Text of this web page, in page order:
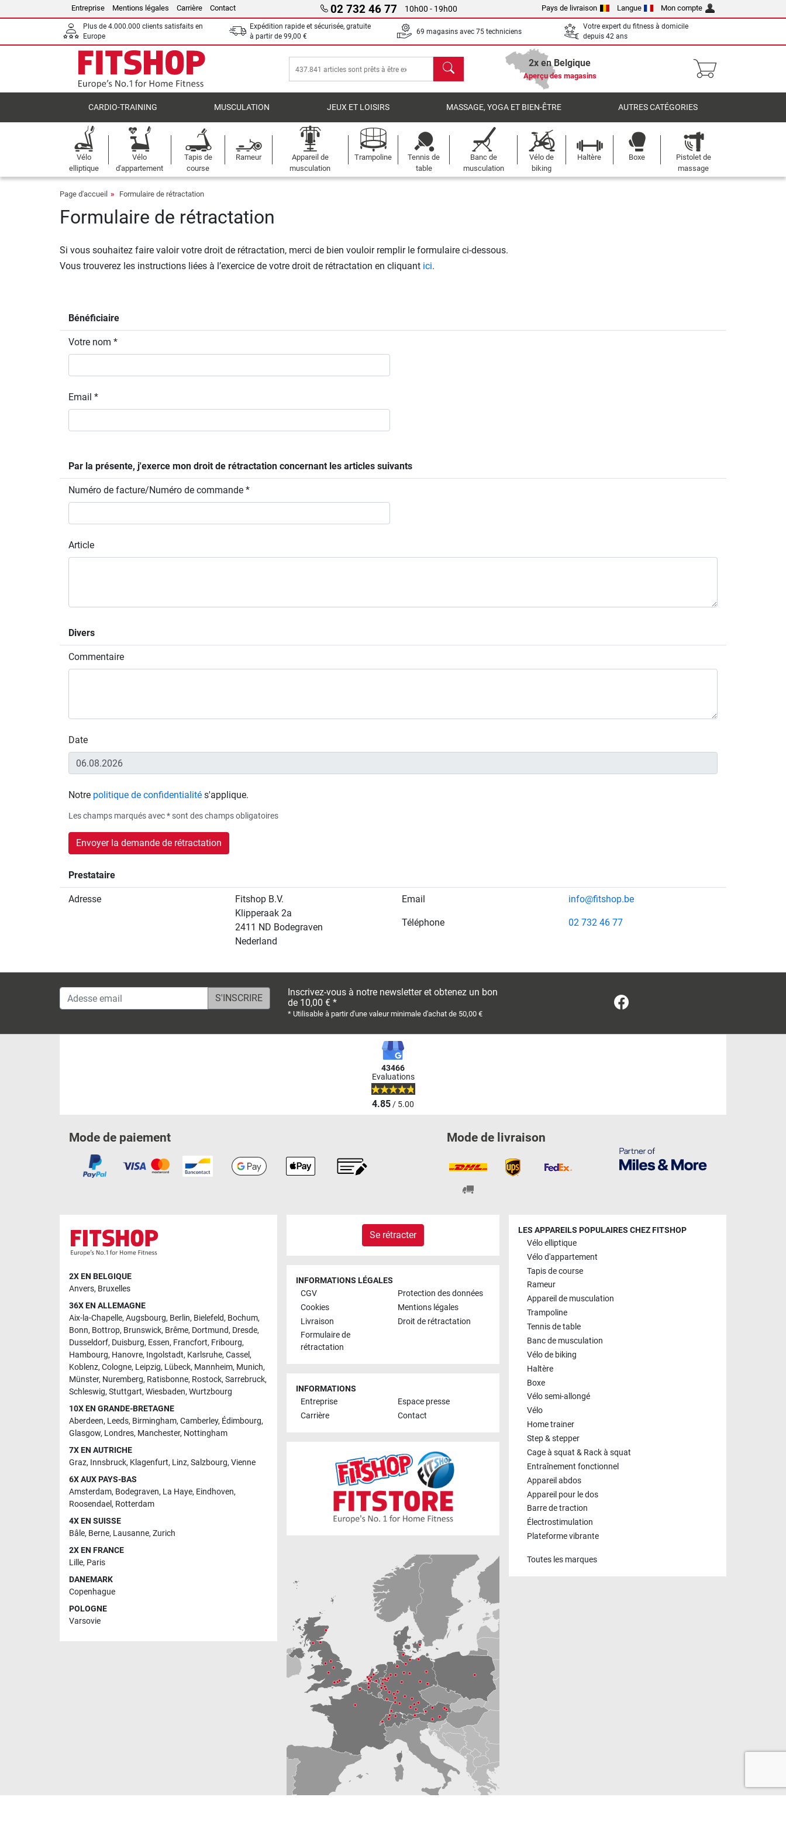
Entreprise Mentions légales Carrière Contact 02 732 46 77 10h00 - 19h00 Pays de livraison Langue Mon compte
Plus de 4.000.000 clients satisfaits en
Europe
Expédition rapide et sécurisée, gratuite
à partir de 99,00 €
69 magasins avec 75 techniciens
Votre expert du fitness à domicile
depuis 42 ans
chercher 2x en Belgique
Aperçu des magasins
CARDIO-TRAINING MUSCULATION JEUX ET LOISIRS MASSAGE, YOGA ET BIEN-ÊTRE AUTRES CATÉGORIES
Vélo
elliptique
Vélo
d'appartement
Tapis de
course
Rameur
Appareil de
musculation
Trampoline
Tennis de
table
Banc de
musculation
Vélo de
biking
Haltère Boxe
Pistolet de
massage
Page d'accueil Formulaire de rétractation
Formulaire de rétractation
Si vous souhaitez faire valoir votre droit de rétractation, merci de bien vouloir remplir le formulaire ci-dessous.
Vous trouverez les instructions liées à l’exercice de votre droit de rétractation en cliquant ici.
Bénéficiaire
Votre nom *
Email *
Par la présente, j'exerce mon droit de rétractation concernant les articles suivants
Numéro de facture/Numéro de commande *
Article
Divers
Commentaire
Date
Notre politique de confidentialité s'applique.
Les champs marqués avec * sont des champs obligatoires
Envoyer la demande de rétractation
Prestataire
Adresse
Fitshop B.V.
Klipperaak 2a
2411 ND Bodegraven
Nederland
Email info@fitshop.be
Téléphone 02 732 46 77
Adesse email
Inscrivez-vous à notre newsletter et obtenez un bon
de 10,00 € *
* Utilisable à partir d'une valeur minimale d'achat de 50,00 €
43466
Evaluations
4.85/ 5.00
Mode de paiement Mode de livraison
2X EN BELGIQUE
Anvers, Bruxelles
36X EN ALLEMAGNE
Aix-la-Chapelle, Augsbourg, Berlin, Bielefeld, Bochum,
Bonn, Bottrop, Brunswick, Brême, Dortmund, Dresde,
Dusseldorf, Duisburg, Essen, Francfort, Fribourg,
Hambourg, Hanovre, Ingolstadt, Karlsruhe, Cassel,
Koblenz, Cologne, Leipzig, Lübeck, Mannheim, Munich,
Münster, Nuremberg, Ratisbonne, Rostock, Sarrebruck,
Schleswig, Stuttgart, Wiesbaden, Wurtzbourg
10X EN GRANDE-BRETAGNE
Aberdeen, Leeds, Birmingham, Camberley, Édimbourg,
Glasgow, Londres, Manchester, Nottingham
7X EN AUTRICHE
Graz, Innsbruck, Klagenfurt, Linz, Salzbourg, Vienne
6X AUX PAYS-BAS
Amsterdam, Bodegraven, La Haye, Eindhoven,
Roosendael, Rotterdam
4X EN SUISSE
Bâle, Berne, Lausanne, Zurich
2X EN FRANCE
Lille, Paris
DANEMARK
Copenhague
POLOGNE
Varsovie
Se rétracter
INFORMATIONS LÉGALES
CGV
Protection des données
Cookies
Mentions légales
Livraison
Droit de rétractation
Formulaire de
rétractation
INFORMATIONS
Entreprise
Espace presse
Carrière
Contact
LES APPAREILS POPULAIRES CHEZ FITSHOP
Vélo elliptique
Vélo d'appartement
Tapis de course
Rameur
Appareil de musculation
Trampoline
Tennis de table
Banc de musculation
Vélo de biking
Haltère
Boxe
Vélo semi-allongé
Vélo
Home trainer
Step & stepper
Cage à squat & Rack à squat
Entraînement fonctionnel
Appareil abdos
Appareil pour le dos
Barre de traction
Électrostimulation
Plateforme vibrante
Toutes les marques